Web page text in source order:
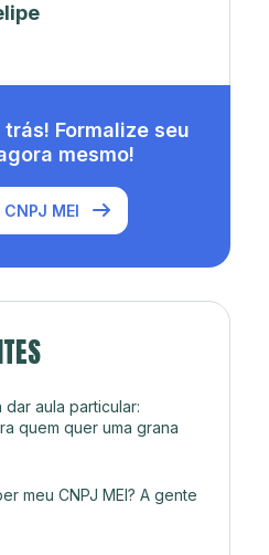
e sorveteria
- RJ
Formalize seu
mesmo!
MEI
dar aula particular:
quem quer uma grana
meu CNPJ MEI? A gente